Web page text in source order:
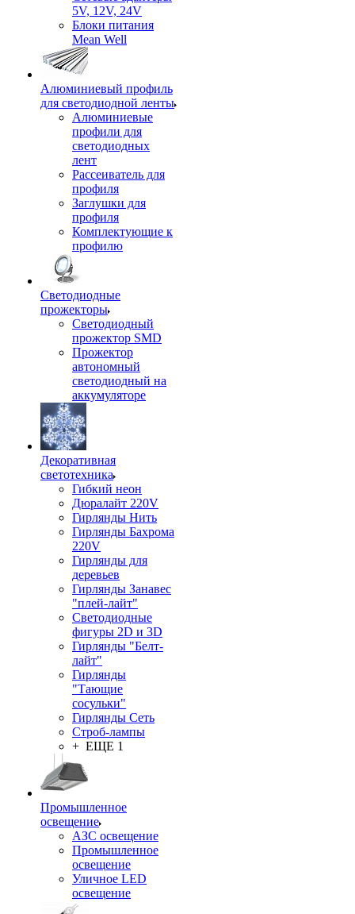
5V, 12V, 24V
Блоки питания
Mean Well
Алюминиевый профиль
для светодиодной ленты
Алюминиевые
профили для
светодиодных
лент
Рассеиватель для
профиля
Заглушки для
профиля
Комплектующие к
профилю
Светодиодные
прожекторы
Светодиодный
прожектор SMD
Прожектор
автономный
светодиодный на
аккумуляторе
Декоративная
светотехника
Гибкий неон
Дюралайт 220V
Гирлянды Нить
Гирлянды Бахрома
220V
Гирлянды для
деревьев
Гирлянды Занавес
"плей-лайт"
Светодиодные
фигуры 2D и 3D
Гирлянды "Белт-
лайт"
Гирлянды
"Тающие
сосульки"
Гирлянды Сеть
Строб-лампы
+ ЕЩЕ 1
Промышленное
освещение
АЗС освещение
Промышленное
освещение
Уличное LED
освещение